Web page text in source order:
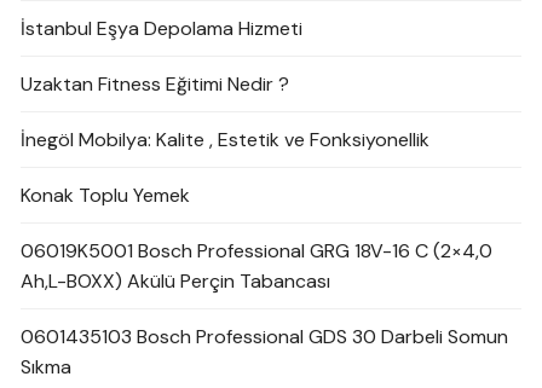
İstanbul Eşya Depolama Hizmeti
Uzaktan Fitness Eğitimi Nedir ?
İnegöl Mobilya: Kalite , Estetik ve Fonksiyonellik
Konak Toplu Yemek
06019K5001 Bosch Professional GRG 18V-16 C (2×4,0
Ah,L-BOXX) Akülü Perçin Tabancası
0601435103 Bosch Professional GDS 30 Darbeli Somun
Sıkma